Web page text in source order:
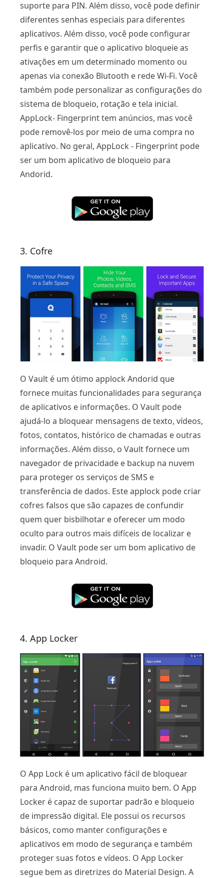
suporte para PIN. Além disso, você pode definir
diferentes senhas especiais para diferentes
aplicativos. Além disso, você pode configurar
perfis e garantir que o aplicativo bloqueie as
ativações em um determinado momento ou
apenas via conexão Blutooth e rede Wi-Fi. Você
também pode personalizar as configurações do
sistema de bloqueio, rotação e tela inicial.
AppLock- Fingerprint tem anúncios, mas você
pode removê-los por meio de uma compra no
aplicativo. No geral, AppLock - Fingerprint pode
ser um bom aplicativo de bloqueio para
Andorid.
3. Cofre
O Vault é um ótimo applock Andorid que
fornece muitas funcionalidades para segurança
de aplicativos e informações. O Vault pode
ajudá-lo a bloquear mensagens de texto, vídeos,
fotos, contatos, histórico de chamadas e outras
informações. Além disso, o Vault fornece um
navegador de privacidade e backup na nuvem
para proteger os serviços de SMS e
transferência de dados. Este applock pode criar
cofres falsos que são capazes de confundir
quem quer bisbilhotar e oferecer um modo
oculto para outros mais difíceis de localizar e
invadir. O Vault pode ser um bom aplicativo de
bloqueio para Android.
4. App Locker
O App Lock é um aplicativo fácil de bloquear
para Android, mas funciona muito bem. O App
Locker é capaz de suportar padrão e bloqueio
de impressão digital. Ele possui os recursos
básicos, como manter configurações e
aplicativos em modo de segurança e também
proteger suas fotos e vídeos. O App Locker
segue bem as diretrizes do Material Design. A